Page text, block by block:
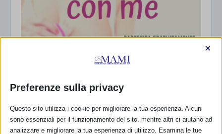
RISPONDI
Preferenze sulla privacy
×
Questo sito utilizza i cookie per migliorare la tua esperienza. Alcuni
sono essenziali per il funzionamento del sito, mentre altri ci aiutano ad
analizzare e migliorare la tua esperienza di utilizzo. Esamina le tue